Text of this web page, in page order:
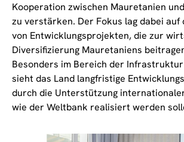
Kooperation zwischen Mauretanien
zu verstärken. Der Fokus lag dabei auf
von Entwicklungsprojekten, die zur
Diversifizierung Mauretaniens
Besonders im Bereich der
sieht das Land langfristige
durch die Unterstützung
wie der Weltbank realisiert werden